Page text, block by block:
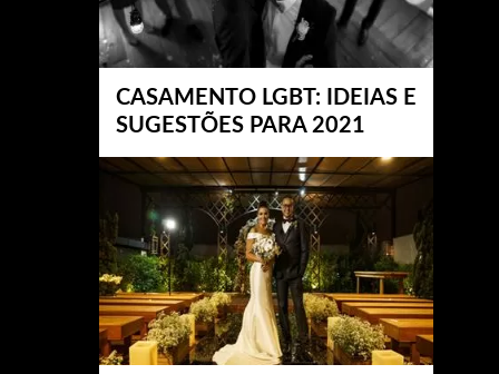
CASAMENTO LGBT: IDEIAS E
SUGESTÕES PARA 2021